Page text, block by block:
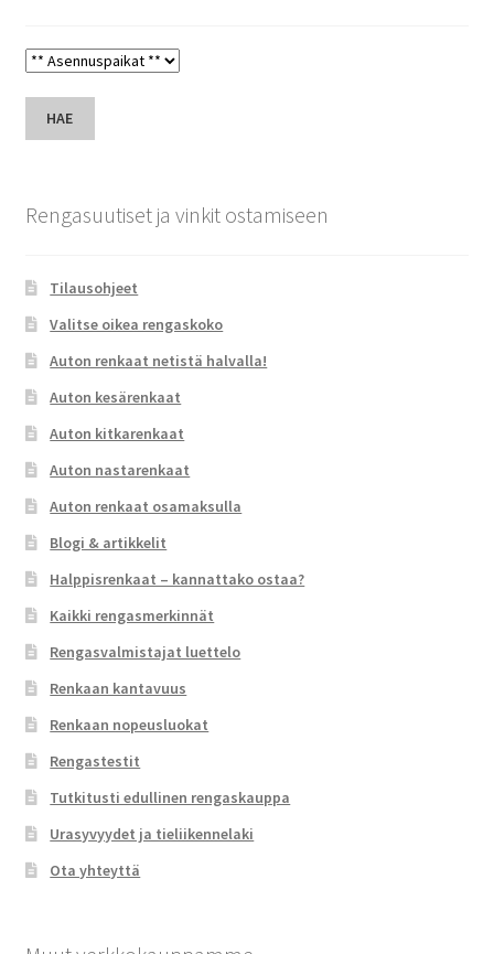
HAE
Rengasuutiset ja vinkit ostamiseen
Tilausohjeet
Valitse oikea rengaskoko
Auton renkaat netistä halvalla!
Auton kesärenkaat
Auton kitkarenkaat
Auton nastarenkaat
Auton renkaat osamaksulla
Blogi & artikkelit
Halppisrenkaat – kannattako ostaa?
Kaikki rengasmerkinnät
Rengasvalmistajat luettelo
Renkaan kantavuus
Renkaan nopeusluokat
Rengastestit
Tutkitusti edullinen rengaskauppa
Urasyvyydet ja tieliikennelaki
Ota yhteyttä